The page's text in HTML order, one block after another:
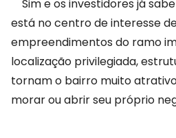
Sim e os investidores já
está no centro de interesse
empreendimentos do ramo
localização privilegiada,
tornam o bairro muito
morar ou abrir seu próprio